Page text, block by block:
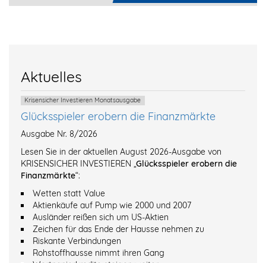
Aktuelles
Krisensicher Investieren Monatsausgabe
Glücksspieler erobern die Finanzmärkte
Ausgabe Nr. 8/2026
Lesen Sie in der aktuellen August 2026-Ausgabe von
KRISENSICHER INVESTIEREN „Glücksspieler erobern die
Finanzmärkte“:
Wetten statt Value
Aktienkäufe auf Pump wie 2000 und 2007
Ausländer reißen sich um US-Aktien
Zeichen für das Ende der Hausse nehmen zu
Riskante Verbindungen
Rohstoffhausse nimmt ihren Gang